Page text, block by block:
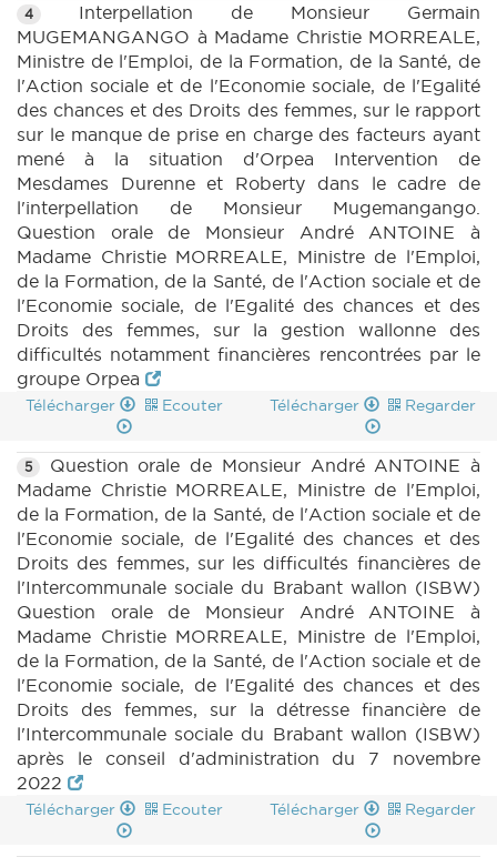
4
Interpellation de Monsieur Germain
MUGEMANGANGO à Madame Christie MORREALE,
Ministre de l'Emploi, de la Formation, de la Santé, de
l'Action sociale et de l'Economie sociale, de l'Egalité
des chances et des Droits des femmes, sur le rapport
sur le manque de prise en charge des facteurs ayant
mené à la situation d'Orpea Intervention de
Mesdames Durenne et Roberty dans le cadre de
l'interpellation de Monsieur Mugemangango.
Question orale de Monsieur André ANTOINE à
Madame Christie MORREALE, Ministre de l'Emploi,
de la Formation, de la Santé, de l'Action sociale et de
l'Economie sociale, de l'Egalité des chances et des
Droits des femmes, sur la gestion wallonne des
difficultés notamment financières rencontrées par le
groupe Orpea
Télécharger Ecouter Télécharger Regarder
5
Question orale de Monsieur André ANTOINE à
Madame Christie MORREALE, Ministre de l'Emploi,
de la Formation, de la Santé, de l'Action sociale et de
l'Economie sociale, de l'Egalité des chances et des
Droits des femmes, sur les difficultés financières de
l'Intercommunale sociale du Brabant wallon (ISBW)
Question orale de Monsieur André ANTOINE à
Madame Christie MORREALE, Ministre de l'Emploi,
de la Formation, de la Santé, de l'Action sociale et de
l'Economie sociale, de l'Egalité des chances et des
Droits des femmes, sur la détresse financière de
l'Intercommunale sociale du Brabant wallon (ISBW)
après le conseil d'administration du 7 novembre
2022
Télécharger Ecouter Télécharger Regarder